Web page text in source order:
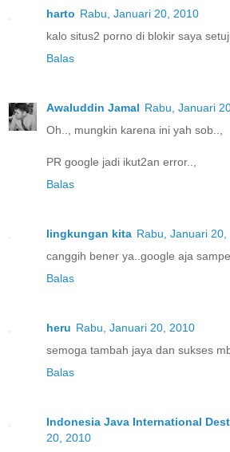
harto Rabu, Januari 20, 2010
kalo situs2 porno di blokir saya
Balas
Awaluddin Jamal Rabu, Januari
Oh.., mungkin karena ini yah sob..,
PR google jadi ikut2an error..,
Balas
lingkungan kita Rabu, Januari 20,
canggih bener ya..google aja
Balas
heru Rabu, Januari 20, 2010
semoga tambah jaya dan sukses
Balas
Indonesia Java International
20, 2010